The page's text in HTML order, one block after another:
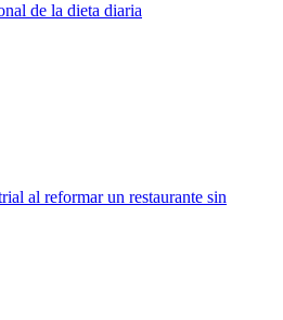
de la dieta diaria
al reformar un restaurante sin